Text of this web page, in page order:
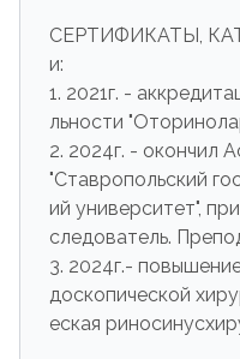
СЕРТИФИКАТЫ,
и:
1. 2021г. -
льности
2. 2024г. - окончил
"Ставропольский
ий университет",
следователь.
3. 2024г.-
доскопической
еская